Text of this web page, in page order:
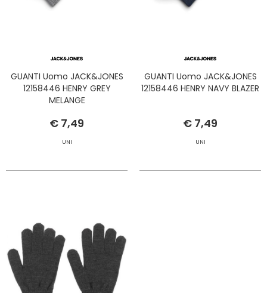
GUANTI Uomo JACK&JONES
12158446 HENRY GREY
MELANGE
€ 7,49
UNI
GUANTI Uomo JACK&JONES
12158446 HENRY NAVY BLAZER
€ 7,49
UNI